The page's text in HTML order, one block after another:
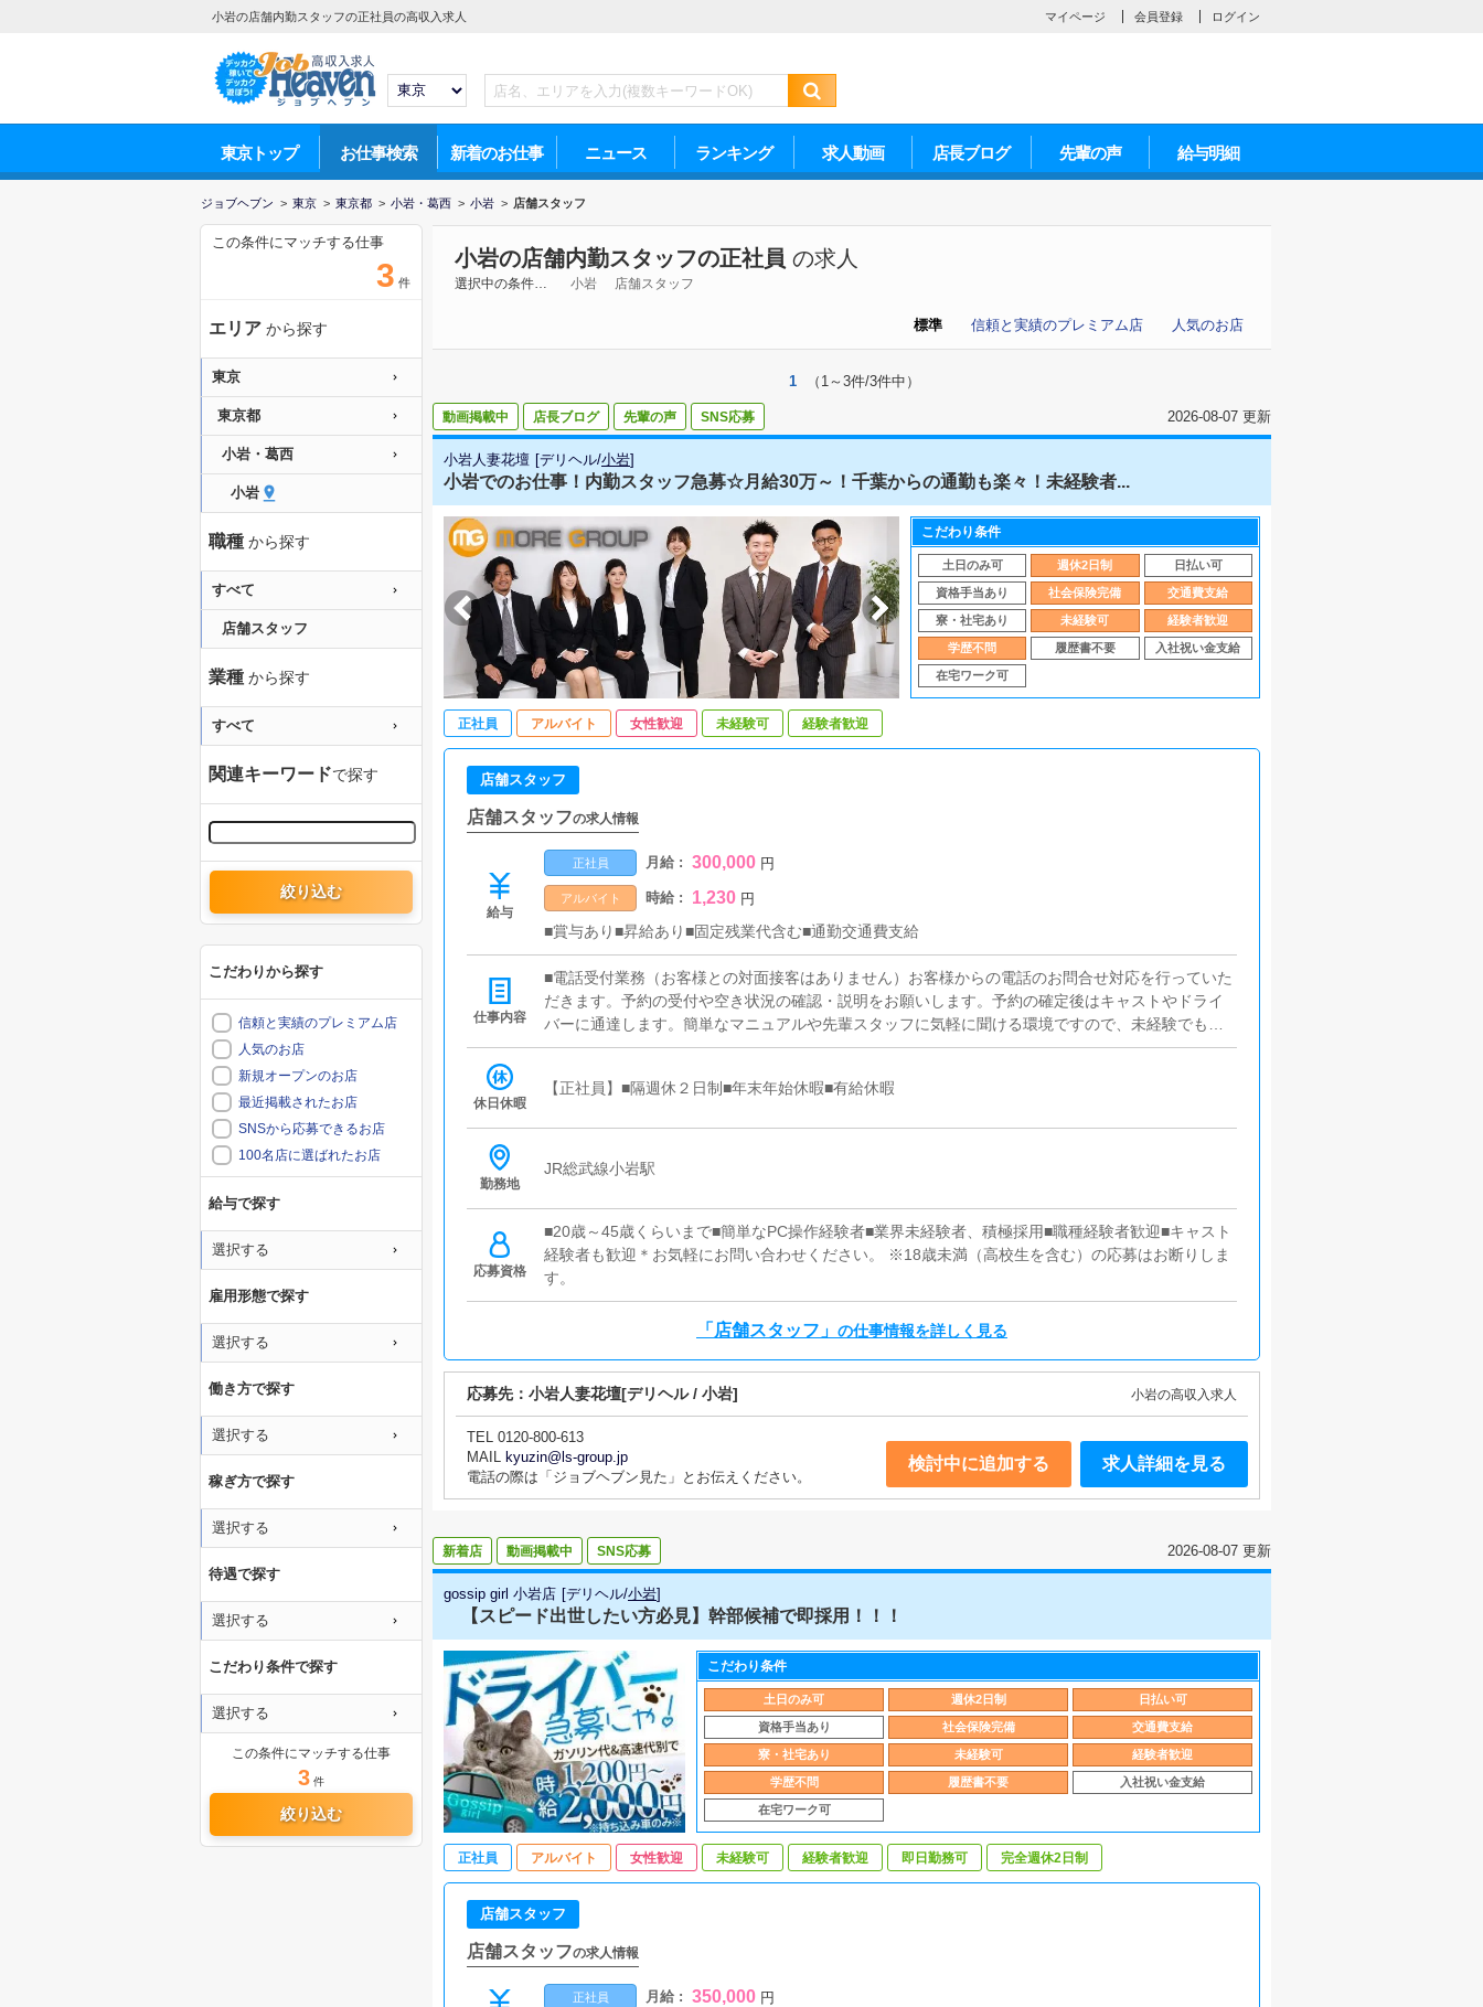
小岩の店舗内勤スタッフの正社員の高収入求人 マイページ 会員登録 ログイン
東京トップ お仕事検索 新着のお仕事 ニュース ランキング 求人動画 店長ブログ 先輩の声 給与明細
ジョブヘブン > 東京 > 東京都 > 小岩・葛西 > 小岩 > 店舗スタッフ
小岩の店舗内勤スタッフの正社員 の求人
選択中の条件… 小岩 店舗スタッフ
人気のお店
信頼と実績のプレミアム店
標準
1 （1～3件/3件中）
動画掲載中 店長ブログ 先輩の声 SNS応募 2026-08-07 更新
小岩人妻花壇 [デリヘル/小岩]
小岩でのお仕事！内勤スタッフ急募☆月給30万～！千葉からの通勤も楽々！未経験者...
こだわり条件
土日のみ可 週休2日制 日払い可
資格手当あり 社会保険完備 交通費支給
寮・社宅あり 未経験可 経験者歓迎
学歴不問 履歴書不要 入社祝い金支給
在宅ワーク可
正社員 アルバイト 女性歓迎 未経験可 経験者歓迎
店舗スタッフ
店舗スタッフの求人情報
給与
正社員 月給 : 300,000 円
アルバイト 時給 : 1,230 円
■賞与あり■昇給あり■固定残業代含む■通勤交通費支給
仕事内容
■電話受付業務（お客様との対面接客はありません）お客様からの電話のお問合せ対応を行っていた
だきます。予約の受付や空き状況の確認・説明をお願いします。予約の確定後はキャストやドライ
バーに通達します。簡単なマニュアルや先輩スタッフに気軽に聞ける環境ですので、未経験でも安
心して働けます。■企画の立案店舗イベントや店舗運営など様々な企画を提案していただきます。
上UPに繋がる施策の提案を行っていただきます。■キャスト管理お店で働いていただいているキャ
っていただきます。キャストの出勤情報やイベント、求人ブログの作成となります。基本的にはボ
ません。PCが苦手な人でも簡単にできます。■清掃・備品管理お客様やキャストの方に快適にお過
ごしいただくため、店内の清掃や備品の管理・補充を行っていただきます。
休日休暇
【正社員】■隔週休２日制■年末年始休暇■有給休暇
勤務地
JR総武線小岩駅
応募資格
■20歳～45歳くらいまで■簡単なPC操作経験者■業界未経験者、積極採用■職種経験者歓迎■キャスト
経験者も歓迎＊お気軽にお問い合わせください。 ※18歳未満（高校生を含む）の応募はお断りしま
す。
「店舗スタッフ」 の仕事情報を詳しく見る
応募先： 小岩人妻花壇[デリヘル / 小岩] 小岩の高収入求人
TEL 0120-800-613
MAIL kyuzin@ls-group.jp
電話の際は「ジョブヘブン見た」とお伝えください。
検討中に追加する 求人詳細を見る
新着店 動画掲載中 SNS応募 2026-08-07 更新
gossip girl 小岩店 [デリヘル/小岩]
【スピード出世したい方必見】幹部候補で即採用！！！
こだわり条件
土日のみ可 週休2日制 日払い可
資格手当あり 社会保険完備 交通費支給
寮・社宅あり 未経験可 経験者歓迎
学歴不問 履歴書不要 入社祝い金支給
在宅ワーク可
正社員 アルバイト 女性歓迎 未経験可 経験者歓迎 即日勤務可 完全週休2日制
店舗スタッフ
店舗スタッフの求人情報
正社員 月給 : 350,000 円
この条件にマッチする仕事
3 件
エリア から探す
東京
東京都
小岩・葛西
小岩
職種 から探す
すべて
店舗スタッフ
業種 から探す
すべて
関連キーワードで探す
絞り込む
こだわりから探す
信頼と実績のプレミアム店
人気のお店
新規オープンのお店
最近掲載されたお店
SNSから応募できるお店
100名店に選ばれたお店
給与で探す
選択する
雇用形態で探す
選択する
働き方で探す
選択する
稼ぎ方で探す
選択する
待遇で探す
選択する
こだわり条件で探す
選択する
この条件にマッチする仕事
3 件
絞り込む